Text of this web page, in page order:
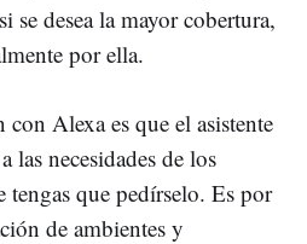
se desea la mayor cobertura,
por ella.
Alexa es que el asistente
las necesidades de los
que pedírselo. Es por
de ambientes y